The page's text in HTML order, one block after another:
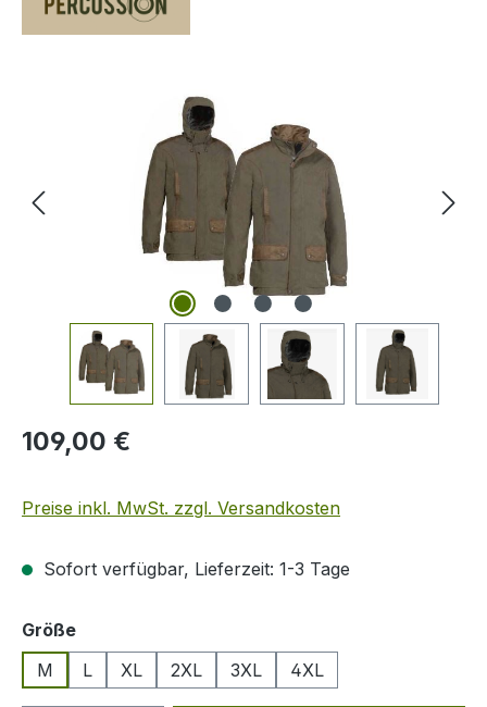
Bildergalerie überspringen
Regulärer Preis:
109,00 €
Preise inkl. MwSt. zzgl. Versandkosten
Sofort verfügbar, Lieferzeit: 1-3 Tage
Größeauswählen
M
L XL 2XL 3XL 4XL